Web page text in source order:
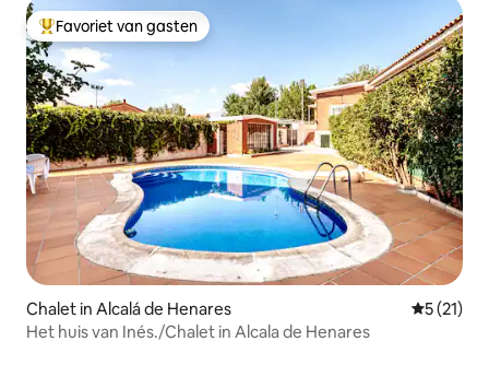
Topfavoriet van gasten
Favoriet van gasten
Chalet in Alcalá de Henares
5 (21)
Het huis van Inés./Chalet in Alcala de Henares